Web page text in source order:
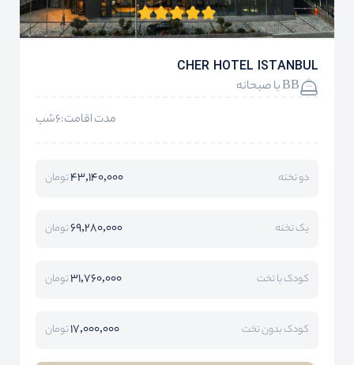
CHER HOTEL ISTANBUL
BB با صبحانه
مدت اقامت:6شب
دو تخته 43,140,000تومان
یک تخته 69,280,000تومان
کودک با تخت 31,760,000تومان
کودک بدون تخت 17,000,000تومان